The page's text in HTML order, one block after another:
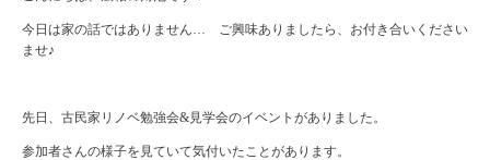
今日は家の話ではありません… ご興味ありましたら、お付き合いください
ませ♪
先日、古民家リノベ勉強会&見学会のイベントがありました。
参加者さんの様子を見ていて気付いたことがあります。